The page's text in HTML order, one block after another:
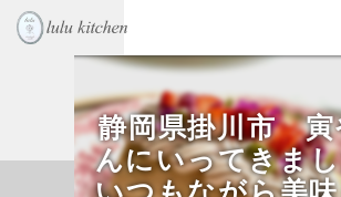
静岡県掛川市 寅
んにいってきま